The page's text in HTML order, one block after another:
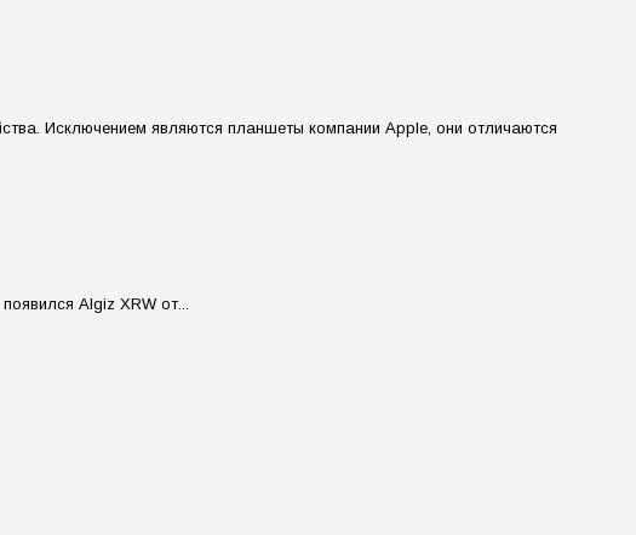
Исключением являются планшеты компании Apple, они отличаются
Algiz XRW от...